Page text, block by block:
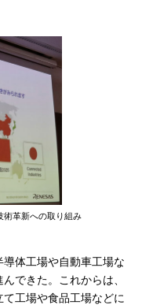
術革新への取り組み
体工場や自動車工場な
できた。これからは、
工場や食品工場などに